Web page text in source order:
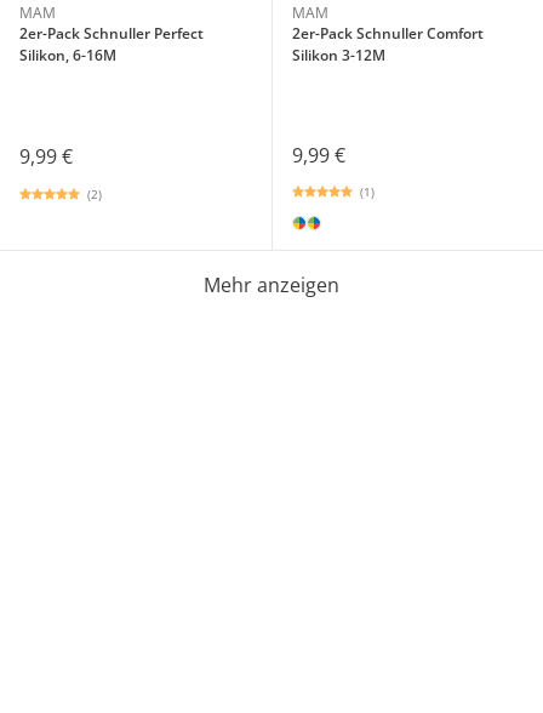
MAM
2er-Pack Schnuller Perfect
Silikon, 6-16M
9,99 €
(2)
MAM
2er-Pack Schnuller Comfort
Silikon 3-12M
9,99 €
(1)
Mehr anzeigen